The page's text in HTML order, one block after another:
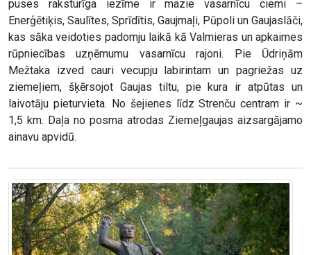
puses raksturīga iezīme ir mazie vasarnīcu ciemi –
Enerģētiķis, Saulītes, Sprīdītis, Gaujmaļi, Pūpoli un Gaujaslāči,
kas sāka veidoties padomju laikā kā Valmieras un apkaimes
rūpniecības uzņēmumu vasarnīcu rajoni. Pie Ūdriņām
Mežtaka izved cauri vecupju labirintam un pagriežas uz
ziemeļiem, šķērsojot Gaujas tiltu, pie kura ir atpūtas un
laivotāju pieturvieta. No šejienes līdz Strenču centram ir ~
1,5 km. Daļa no posma atrodas Ziemeļgaujas aizsargājamo
ainavu apvidū.